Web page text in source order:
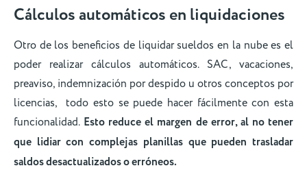
Cálculos automáticos en liquidaciones
Otro de los beneficios de liquidar sueldos en la nube es el
poder realizar cálculos automáticos. SAC, vacaciones,
preaviso, indemnización por despido u otros conceptos por
licencias, todo esto se puede hacer fácilmente con esta
funcionalidad. Esto reduce el margen de error, al no tener
que lidiar con complejas planillas que pueden trasladar
saldos desactualizados o erróneos.